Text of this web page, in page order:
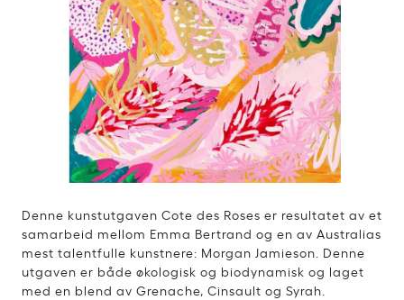
Denne kunstutgaven Cote des Roses er resultatet av et
samarbeid mellom Emma Bertrand og en av Australias
mest talentfulle kunstnere: Morgan Jamieson. Denne
utgaven er både økologisk og biodynamisk og laget
med en blend av Grenache, Cinsault og Syrah.